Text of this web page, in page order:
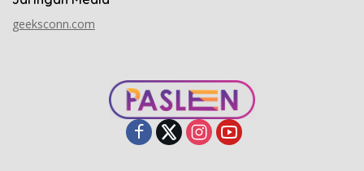
geeksconn.com